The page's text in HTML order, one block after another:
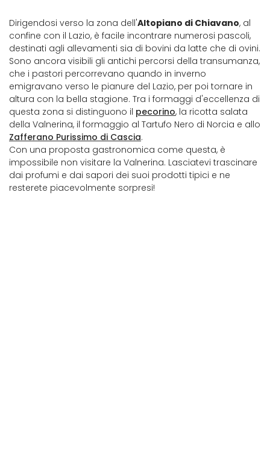
Dirigendosi verso la zona dell'Altopiano di Chiavano, al
confine con il Lazio, è facile incontrare numerosi pascoli,
destinati agli allevamenti sia di bovini da latte che di ovini.
Sono ancora visibili gli antichi percorsi della transumanza,
che i pastori percorrevano quando in inverno
emigravano verso le pianure del Lazio, per poi tornare in
altura con la bella stagione. Tra i formaggi d'eccellenza di
questa zona si distinguono il pecorino, la ricotta salata
della Valnerina, il formaggio al Tartufo Nero di Norcia e allo
Zafferano Purissimo di Cascia.
Con una proposta gastronomica come questa, è
impossibile non visitare la Valnerina. Lasciatevi trascinare
dai profumi e dai sapori dei suoi prodotti tipici e ne
resterete piacevolmente sorpresi!